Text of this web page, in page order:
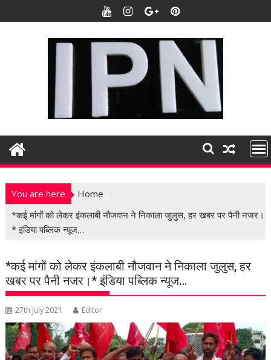
k
t
n
You are here
Home
*कई मांगों को लेकर इंकलाबी नौजवान ने निकाला जुलुस, हर खबर पर पैनी नजर।
* इंडिया पब्लिक न्यूज…
*कई मांगों को लेकर इंकलाबी नौजवान ने निकाला जुलुस, हर
खबर पर पैनी नजर।* इंडिया पब्लिक न्यूज…
27th July 2021 Editor